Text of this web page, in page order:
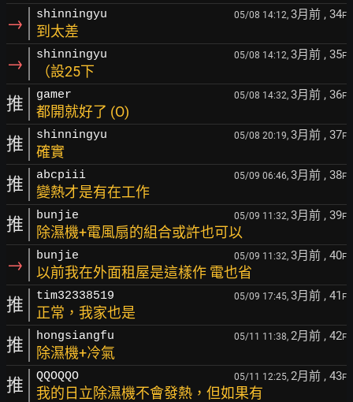
→ shinningyu 05/08 14:12, 3月前 , 34F
到太差
→ shinningyu 05/08 14:12, 3月前 , 35F
（設25下
推 gamer 05/08 14:32, 3月前 , 36F
都開就好了 (O)
推 shinningyu 05/08 20:19, 3月前 , 37F
確實
推 abcpiii 05/09 06:46, 3月前 , 38F
變熱才是有在工作
推 bunjie 05/09 11:32, 3月前 , 39F
除濕機+電風扇的組合或許也可以
→ bunjie 05/09 11:32, 3月前 , 40F
以前我在外面租屋是這樣作 電也省
推 tim32338519 05/09 17:45, 3月前 , 41 F
正常，我家也是
推 hongsiangfu 05/11 11:38, 2月前 , 42F
除濕機+冷氣
推 QQOQQO 05/11 12:25, 2月前 , 43F
我的日立除濕機不會發熱，但如果有